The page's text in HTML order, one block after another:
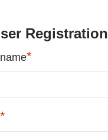
Registration
*
*